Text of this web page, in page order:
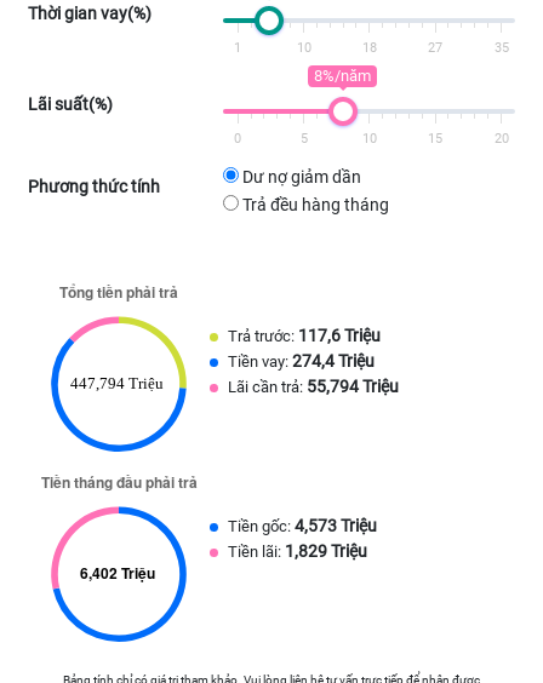
Thời gian vay(%)
1 10 18 27 35
Lãi suất(%)
8%/năm
0 5 10 15 20
Phương thức tính
Dư nợ giảm dần
Trả đều hàng tháng
Trả trước: 117,6 Triệu
Tiền vay: 274,4 Triệu
Lãi cần trả: 55,794 Triệu
Tiền gốc: 4,573 Triệu
Tiền lãi: 1,829 Triệu
Bảng tính chỉ có giá trị tham khảo. Vui lòng liên hệ tư vấn trực tiếp để nhận được